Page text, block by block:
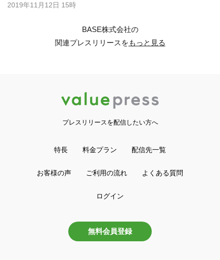
2019年11月12日 15時
BASE株式会社の
関連プレスリリースをもっと見る
プレスリリースを配信したい方へ
特長 料金プラン 配信先一覧
お客様の声 ご利用の流れ よくある質問
ログイン
無料会員登録